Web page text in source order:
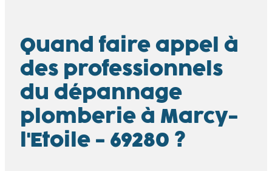
Quand faire appel à
des professionnels
du dépannage
plomberie à Marcy-
l'Etoile - 69280 ?